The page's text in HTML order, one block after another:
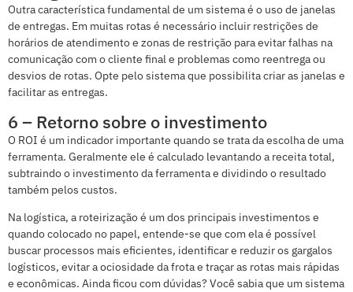
Outra característica fundamental de um sistema é o uso de janelas
de entregas. Em muitas rotas é necessário incluir restrições de
horários de atendimento e zonas de restrição para evitar falhas na
comunicação com o cliente final e problemas como reentrega ou
desvios de rotas. Opte pelo sistema que possibilita criar as janelas e
facilitar as entregas.
6 – Retorno sobre o investimento
O ROI é um indicador importante quando se trata da escolha de uma
ferramenta. Geralmente ele é calculado levantando a receita total,
subtraindo o investimento da ferramenta e dividindo o resultado
também pelos custos.
Na logística, a roteirização é um dos principais investimentos e
quando colocado no papel, entende-se que com ela é possível
buscar processos mais eficientes, identificar e reduzir os gargalos
logísticos, evitar a ociosidade da frota e traçar as rotas mais rápidas
e econômicas. Ainda ficou com dúvidas? Você sabia que um sistema